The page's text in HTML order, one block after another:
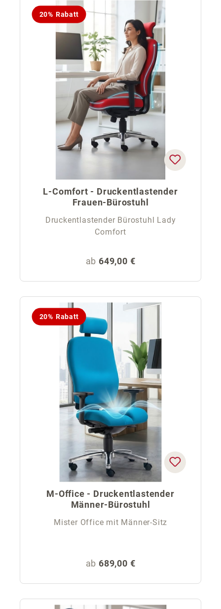
20% Rabatt
L-Comfort - Druckentlastender
Frauen-Bürostuhl
Druckentlastender Bürostuhl Lady
Comfort
Regulärer Preis:
ab 649,00 €
20% Rabatt
M-Office - Druckentlastender
Männer-Bürostuhl
Mister Office mit Männer-Sitz
Regulärer Preis:
ab 689,00 €